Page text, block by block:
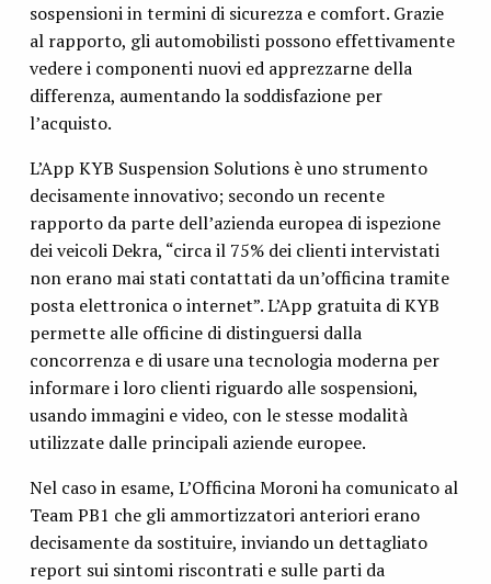
sospensioni in termini di sicurezza e comfort. Grazie
al rapporto, gli automobilisti possono effettivamente
vedere i componenti nuovi ed apprezzarne della
differenza, aumentando la soddisfazione per
l’acquisto.
L’App KYB Suspension Solutions è uno strumento
decisamente innovativo; secondo un recente
rapporto da parte dell’azienda europea di ispezione
dei veicoli Dekra, “circa il 75% dei clienti intervistati
non erano mai stati contattati da un’officina tramite
posta elettronica o internet”. L’App gratuita di KYB
permette alle officine di distinguersi dalla
concorrenza e di usare una tecnologia moderna per
informare i loro clienti riguardo alle sospensioni,
usando immagini e video, con le stesse modalità
utilizzate dalle principali aziende europee.
Nel caso in esame, L’Officina Moroni ha comunicato al
Team PB1 che gli ammortizzatori anteriori erano
decisamente da sostituire, inviando un dettagliato
report sui sintomi riscontrati e sulle parti da